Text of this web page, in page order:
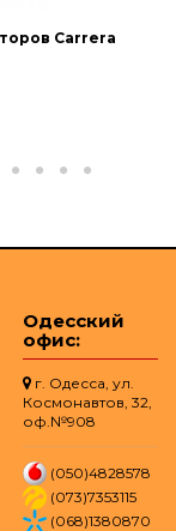
Carrera
Одесский
офис:
г. Одесса, ул.
Космонавтов, 32,
оф.№908
(050)4828578
(073)7353115
(068)1380870